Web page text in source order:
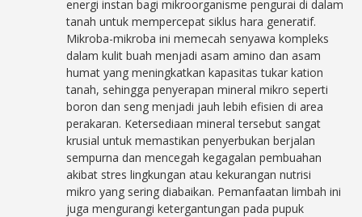
energi instan bagi mikroorganisme pengurai di dalam
tanah untuk mempercepat siklus hara generatif.
Mikroba-mikroba ini memecah senyawa kompleks
dalam kulit buah menjadi asam amino dan asam
humat yang meningkatkan kapasitas tukar kation
tanah, sehingga penyerapan mineral mikro seperti
boron dan seng menjadi jauh lebih efisien di area
perakaran. Ketersediaan mineral tersebut sangat
krusial untuk memastikan penyerbukan berjalan
sempurna dan mencegah kegagalan pembuahan
akibat stres lingkungan atau kekurangan nutrisi
mikro yang sering diabaikan. Pemanfaatan limbah ini
juga mengurangi ketergantungan pada pupuk